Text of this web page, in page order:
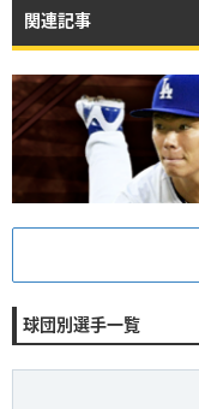
関連記事
球団別選手一覧